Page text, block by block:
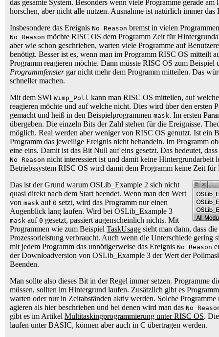
das gesamte System. Besonders wenn viele Programme gerade
horschen, aber nicht alle nutzen. Ausnahme ist natürlich immer
Insbesondere das Ereignis No Reason bremst in vielen
No Reason möchte RISC OS dem Programm Zeit für
aber wie schon geschrieben, warten viele Programme auf
benötigt. Besser ist es, wenn man im Programm RISC OS mitteilt
Programm reagieren möchte. Dann müsste RISC OS zum Beispiel
Programmfenstergar nicht mehr dem Programm mitteilen. Das
schneller machen.
Mit dem SWI Wimp_Poll kann man RISC OS mitteilen, auf
reagieren möchte und auf welche nicht. Dies wird über den ersten
gemacht und heiß in den Beispielprogrammen mask. Im ersten
übergeben. Die einzeln Bits der Zahl stehen für die Ereignisse.
möglich. Real werden aber weniger von RISC OS genutzt. Ist ein
Programm das jeweilige Ereignis nicht behandeln. Im Programm
eine eins. Damit ist das Bit Null auf eins gesetzt. Das bedeutet,
No Reason nicht interessiert ist und damit keine Hintergrundarbeit
Betriebssystem RISC OS wird damit dem Programm keine Zeit
Das ist der Grund warum OSLib_Example 2 sich nicht
quasi direkt nach dem Start beendet. Wenn man den Wert
von mask auf 0 setzt, wird das Programm nur einen
Augenblick lang laufen. Wird bei OSLib_Example 3
mask auf 0 gesetzt, passiert augenscheinlich nichts. Mit
Programmen wie zum Beispiel TaskUsage sieht man dann, dass
Prozessorleistung verbraucht. Auch wenn die Unterschiede gering
mit jedem Programm das unnötigerweise das Ereignis No Reason
der Downloadversion von OSLib_Example 3 der Wert der
Beenden.
Man sollte also dieses Bit in der Regel immer setzen. Programme
müssen, sollten im Hintergrund laufen. Zusätzlich gibt es
warten oder nur in Zeitabständen aktiv werden. Solche Programme
agieren als hier beschrieben und bei denen wird man das No
gibt es im Artikel Multitaskingprogrammierung unter RISC OS.
laufen unter BASIC, können aber auch in C übertragen werden.